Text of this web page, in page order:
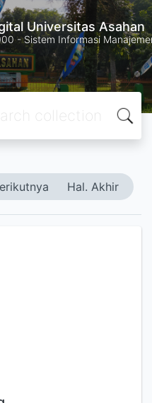
Universitas Asahan
- Sistem Informasi
Hal. Akhir